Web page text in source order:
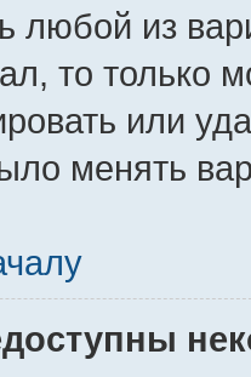
любой из
то только
или
менять